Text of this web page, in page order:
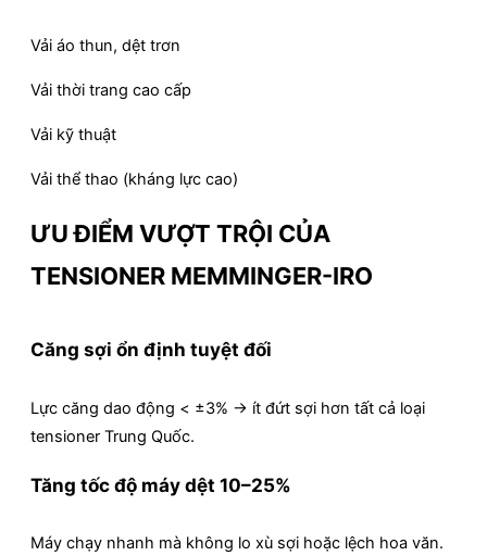
Vải áo thun, dệt trơn
Vải thời trang cao cấp
Vải kỹ thuật
Vải thể thao (kháng lực cao)
ƯU ĐIỂM VƯỢT TRỘI CỦA
TENSIONER MEMMINGER-IRO
Căng sợi ổn định tuyệt đối
Lực căng dao động < ±3% → ít đứt sợi hơn tất cả loại
tensioner Trung Quốc.
Tăng tốc độ máy dệt 10–25%
Máy chạy nhanh mà không lo xù sợi hoặc lệch hoa văn.